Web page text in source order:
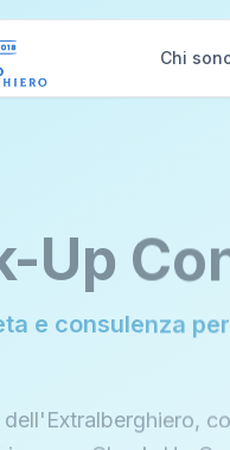
Chi
Up
un Check-Up